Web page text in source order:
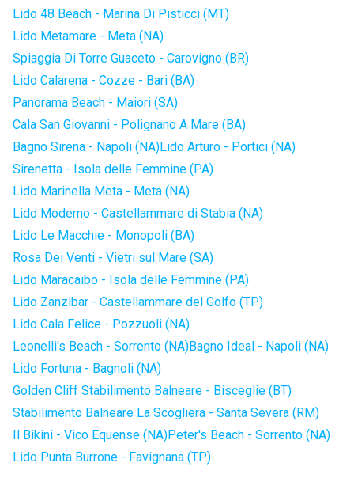
Lido 48 Beach - Marina Di Pisticci (MT)
Lido Metamare - Meta (NA)
Spiaggia Di Torre Guaceto - Carovigno (BR)
Lido Calarena - Cozze - Bari (BA)
Panorama Beach - Maiori (SA)
Cala San Giovanni - Polignano A Mare (BA)
Bagno Sirena - Napoli (NA)Lido Arturo - Portici (NA)
Sirenetta - Isola delle Femmine (PA)
Lido Marinella Meta - Meta (NA)
Lido Moderno - Castellammare di Stabia (NA)
Lido Le Macchie - Monopoli (BA)
Rosa Dei Venti - Vietri sul Mare (SA)
Lido Maracaibo - Isola delle Femmine (PA)
Lido Zanzibar - Castellammare del Golfo (TP)
Lido Cala Felice - Pozzuoli (NA)
Leonelli's Beach - Sorrento (NA)Bagno Ideal - Napoli (NA)
Lido Fortuna - Bagnoli (NA)
Golden Cliff Stabilimento Balneare - Bisceglie (BT)
Stabilimento Balneare La Scogliera - Santa Severa (RM)
Il Bikini - Vico Equense (NA)Peter's Beach - Sorrento (NA)
Lido Punta Burrone - Favignana (TP)